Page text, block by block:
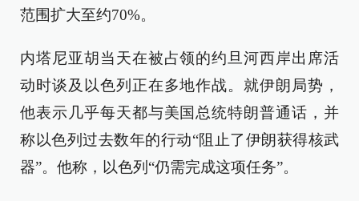
范围扩大至约70%。
内塔尼亚胡当天在被占领的约旦河西岸出席活
动时谈及以色列正在多地作战。就伊朗局势，
他表示几乎每天都与美国总统特朗普通话，并
称以色列过去数年的行动“阻止了伊朗获得核武
器”。他称，以色列“仍需完成这项任务”。